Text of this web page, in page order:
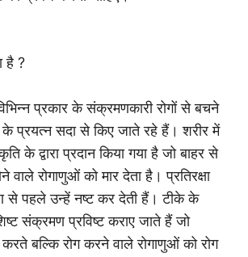
है ?
प्रकार के संक्रमणकारी रोगों से बचने
प्रयत्न सदा से किए जाते रहे हैं। शरीर में
के द्वारा प्रदान किया गया है जो बाहर से
वाले रोगाणुओं को मार देता है। प्रतिरक्षा
से पहले उन्हें नष्ट कर देती हैं। टीके के
संक्रमण प्रविष्ट कराए जाते हैं जो
करते बल्कि रोग करने वाले रोगाणुओं को रोग